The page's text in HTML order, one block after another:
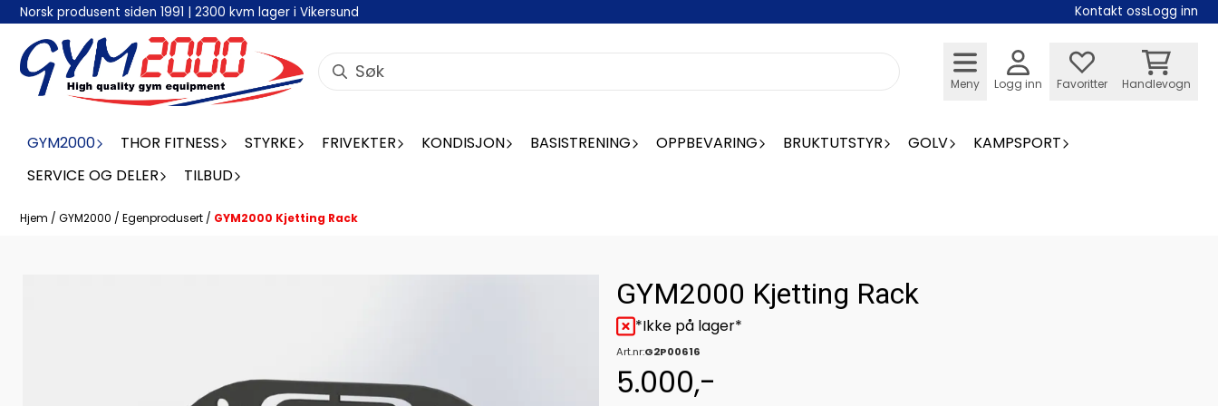
Hopp til innhold
Norsk produsent siden 1991 | 2300 kvm lager i Vikersund Kontakt ossLogg inn
Meny Logg inn Favoritter Handlevogn
GYM2000 THOR FITNESS STYRKE FRIVEKTER KONDISJON BASISTRENING OPPBEVARING BRUKTUTSTYR GOLV
KAMPSPORT
SERVICE OG DELER
TILBUD
Hjem / GYM2000 / Egenprodusert / GYM2000 Kjetting Rack
GYM2000 Kjetting Rack
*Ikke på lager*
Art.nr:G2P00616
5.000,-